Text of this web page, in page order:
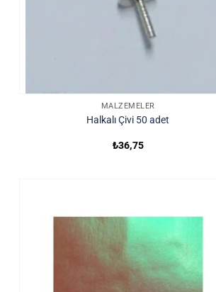
MALZEMELER
Halkalı Çivi 50 adet
₺36,75